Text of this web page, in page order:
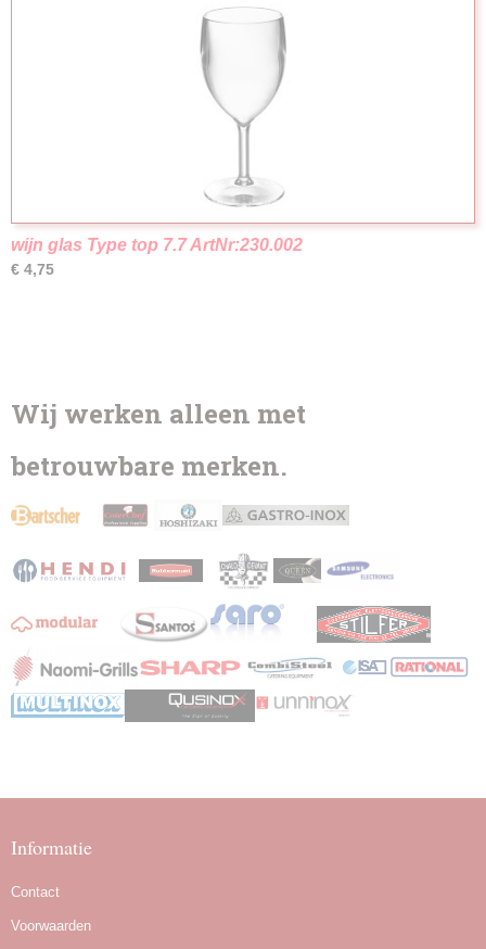
wijn glas Type top 7.7 ArtNr:230.002
€ 4,75
Wij werken alleen met
betrouwbare merken.
Informatie
Contact
Voorwaarden